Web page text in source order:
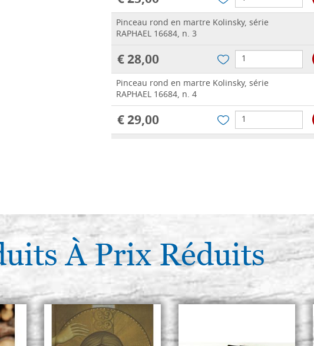
Pinceau rond en martre Kolinsky, série
RAPHAEL 16684, n. 3
€ 28,00
Pinceau rond en martre Kolinsky, série
RAPHAEL 16684, n. 4
€ 29,00
RAPHAEL 16684, n. 6
€ 55,00
Pinceau rond en martre Kolinsky, série
RAPHAEL 16684, n. 8
€ 73,00
À Prix Réduits